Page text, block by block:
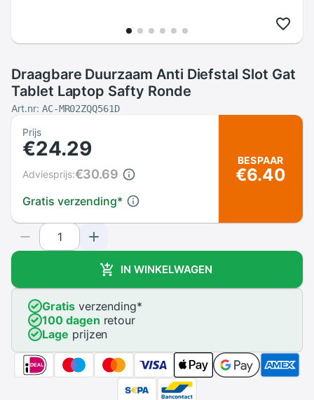
Draagbare Duurzaam Anti Diefstal Slot Gat
Tablet Laptop Safty Ronde
Art.nr: AC-MR02ZQQ561D
Prijs
€24.29
Gratis verzending*
Adviesprijs:€30.69
BESPAAR
€6.40
IN WINKELWAGEN
Gratisverzending*
100 dagen retour
Lage prijzen